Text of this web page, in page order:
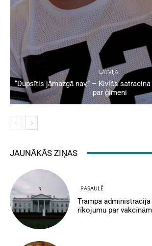
LATVIJA
“Dupsītis jāmazgā nav,” – Kivičs
par ģimeni
JAUNĀKĀS ZIŅAS
PASAULĒ
Trampa
rīkojumu par